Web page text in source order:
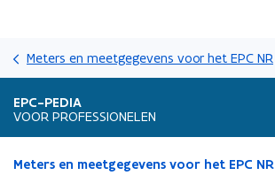
en
naar
Meters en meetgegevens voor het EPC NR
EPC-PEDIA
VOOR PROFESSIONELEN
Gedaan
Meters en meetgegevens voor het EPC NR